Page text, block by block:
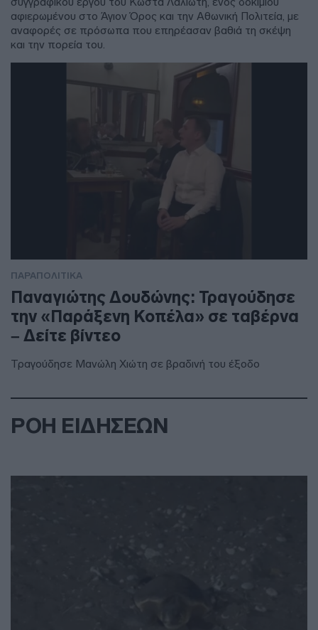
αφιερωμένου στο Άγιον Όρος και την Αθωνική Πολιτεία, με
αναφορές σε πρόσωπα που επηρέασαν βαθιά τη σκέψη
και την πορεία του.
ΠΑΡΑΠΟΛΙΤΙΚΑ
Παναγιώτης Δουδώνης: Τραγούδησε
την «Παράξενη Κοπέλα» σε ταβέρνα
– Δείτε βίντεο
Τραγούδησε Μανώλη Χιώτη σε βραδινή του έξοδο
ΡΟΗ ΕΙΔΗΣΕΩΝ